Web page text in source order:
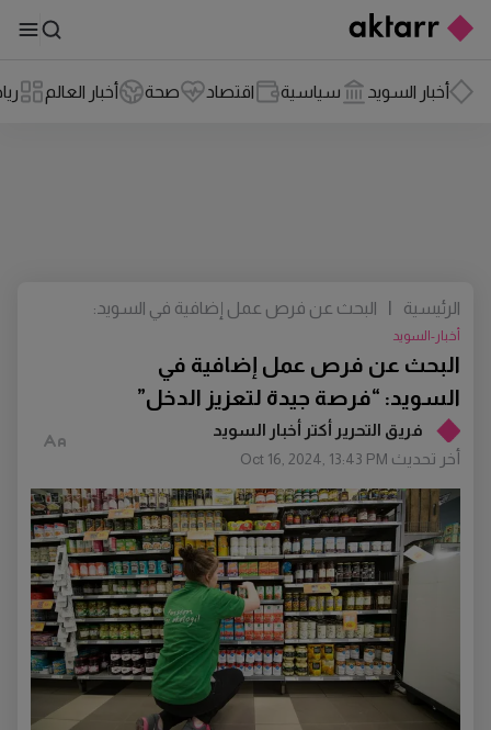
أخبار السويد سياسية اقتصاد صحة أخبار العالم
فريق التحرير أكتر أخبار السويد
أخر تحديث Oct 16, 2024, 13:43 PM
البحث عن فرص عمل إضافية في
السويد: “فرصة جيدة لتعزيز الدخل”
أخبار-السويد
الرئيسية |
البحث عن فرص عمل إضافية في السويد: